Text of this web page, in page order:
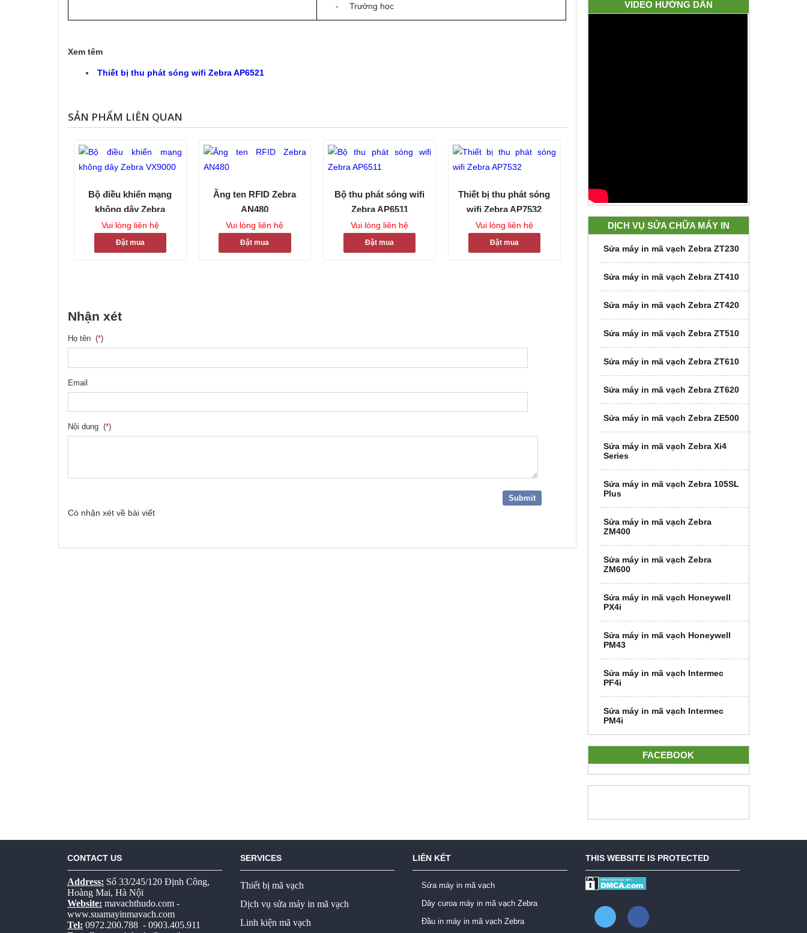
- Trường học
Xem têm
Thiết bị thu phát sóng wifi Zebra AP6521
SẢN PHẨM LIÊN QUAN
Bộ điều khiển mạng
không dây Zebra
VX9000
Vui lòng liên hệ
Đặt mua
Ăng ten RFID Zebra
AN480
Vui lòng liên hệ
Đặt mua
Bộ thu phát sóng wifi
Zebra AP6511
Vui lòng liên hệ
Đặt mua
Thiết bị thu phát sóng
wifi Zebra AP7532
Vui lòng liên hệ
Đặt mua
Nhận xét
Họ tên (*)
Email
Nội dung (*)
Có nhận xét về bài viết
VIDEO HƯỚNG DẪN
DỊCH VỤ SỬA CHỮA MÁY IN
Sửa máy in mã vạch Zebra ZT230
Sửa máy in mã vạch Zebra ZT410
Sửa máy in mã vạch Zebra ZT420
Sửa máy in mã vạch Zebra ZT510
Sửa máy in mã vạch Zebra ZT610
Sửa máy in mã vạch Zebra ZT620
Sửa máy in mã vạch Zebra ZE500
Sửa máy in mã vạch Zebra Xi4
Series
Sửa máy in mã vạch Zebra 105SL
Plus
Sửa máy in mã vạch Zebra
ZM400
Sửa máy in mã vạch Zebra
ZM600
Sửa máy in mã vạch Honeywell
PX4i
Sửa máy in mã vạch Honeywell
PM43
Sửa máy in mã vạch Intermec
PF4i
Sửa máy in mã vạch Intermec
PM4i
FACEBOOK
CONTACT US
Address: Số 33/245/120 Định Công,
Hoàng Mai, Hà Nội
Website: mavachthudo.com -
www.suamayinmavach.com
Tel: 0972.200.788 - 0903.405.911
SERVICES
Thiết bị mã vạch
Dịch vụ sửa máy in mã vạch
Linh kiện mã vạch
LIÊN KẾT
Sửa máy in mã vạch
Dây curoa máy in mã vạch Zebra
Đầu in máy in mã vạch Zebra
THIS WEBSITE IS PROTECTED